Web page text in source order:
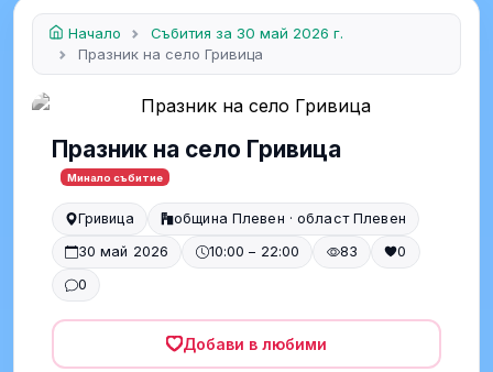
Начало
Събития за 30 май 2026 г.
Празник на село Гривица
Празник на село Гривица
Минало събитие
Гривица
община Плевен · област Плевен
30 май 2026
10:00 – 22:00 83
0
0
Добави в любими